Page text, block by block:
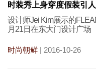
时装秀上身穿度假装引
设计师Jei Kim展示的
月21日在东大门设计广场
时尚朝鲜 | 2016-10-26